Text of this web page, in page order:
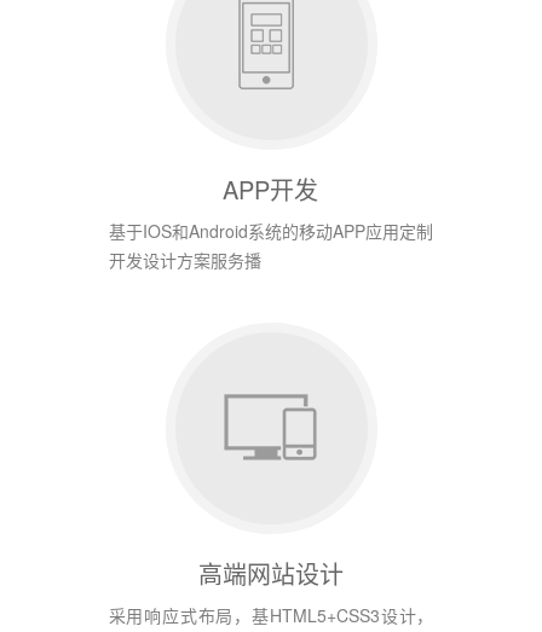
APP开发
基于IOS和Android系统的移动APP应用定制
开发设计方案服务播
高端网站设计
采用响应式布局，基HTML5+CSS3设计，